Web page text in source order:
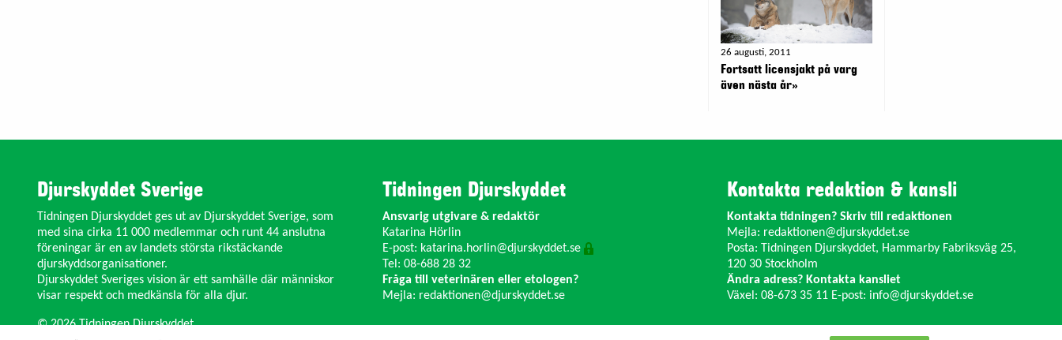
26 augusti, 2011
Fortsatt licensjakt på varg
även nästa år»
Djurskyddet Sverige
Tidningen Djurskyddet ges ut av Djurskyddet Sverige, som
med sina cirka 11 000 medlemmar och runt 44 anslutna
föreningar är en av landets största rikstäckande
djurskyddsorganisationer.
Djurskyddet Sveriges vision är ett samhälle där människor
visar respekt och medkänsla för alla djur.
Tidningen Djurskyddet
Ansvarig utgivare & redaktör
Katarina Hörlin
E-post: katarina.horlin@djurskyddet.se
Tel: 08-688 28 32
Fråga till veterinären eller etologen?
Mejla: redaktionen@djurskyddet.se
Kontakta redaktion & kansli
Kontakta tidningen? Skriv till redaktionen
Mejla: redaktionen@djurskyddet.se
Posta: Tidningen Djurskyddet, Hammarby Fabriksväg 25,
120 30 Stockholm
Ändra adress? Kontakta kansliet
Växel: 08-673 35 11 E-post: info@djurskyddet.se
© 2026 Tidningen Djurskyddet.